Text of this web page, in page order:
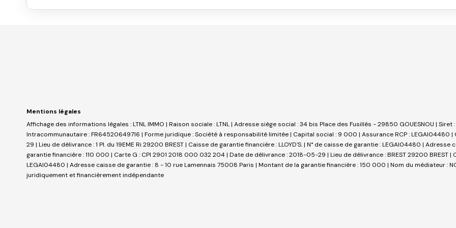
Mentions légales
Affichage des informations légales : LTNL IMMO | Raison sociale : LTNL | Adresse siège social : 34 bis Place des Fusillés - 29850 GOUESNOU | Siret
Intracommunautaire : FR64520649716 | Forme juridique : Société à responsabilité limitée | Capital social : 9 000 | Assurance RCP : LEGAI04480 |
29 | Lieu de délivrance : 1 Pl. du 19EME Ri 29200 BREST | Caisse de garantie financière : LLOYD'S. | N° de caisse de garantie : LEGAI04480 |
garantie financière : 110 000 | Carte G : CPI 2901 2018 000 032 204 | Date de délivrance : 2018-05-29 | Lieu de délivrance : BREST 29200 BREST |
LEGAI04480 | Adresse caisse de garantie : 8 - 10 rue Lamennais 75008 Paris | Montant de la garantie financière : 150 000 | Nom du médiateur :
juridiquement et financièrement indépendante